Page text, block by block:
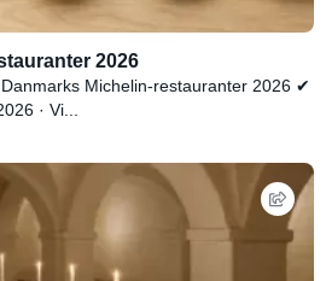
2026
Michelin-restauranter 2026 ✔
· Vi...